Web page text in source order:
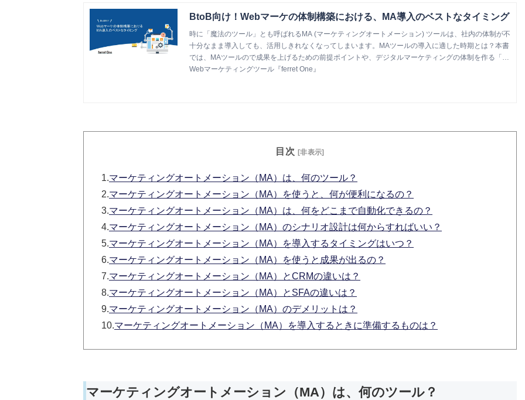
BtoB向け！Webマーケの体制構築における、MA導入のベストなタイミング
時に「魔法のツール」とも呼ばれるMA (マーケティングオートメーション) ツールは、社内の体制が不
十分なまま導入しても、活用しきれなくなってしまいます。MAツールの導入に適した時期とは？本書
では、MAツールので成果を上げるための前提ポイントや、デジタルマーケティングの体制を作る「順
番」などを解説しております。
Webマーケティングツール『ferret One』
目次 [非表示]
1.マーケティングオートメーション（MA）は、何のツール？
2.マーケティングオートメーション（MA）を使うと、何が便利になるの？
3.マーケティングオートメーション（MA）は、何をどこまで自動化できるの？
4.マーケティングオートメーション（MA）のシナリオ設計は何からすればいい？
5.マーケティングオートメーション（MA）を導入するタイミングはいつ？
6.マーケティングオートメーション（MA）を使うと成果が出るの？
7.マーケティングオートメーション（MA）とCRMの違いは？
8.マーケティングオートメーション（MA）とSFAの違いは？
9.マーケティングオートメーション（MA）のデメリットは？
10.マーケティングオートメーション（MA）を導入するときに準備するものは？
マーケティングオートメーション（MA）は、何のツール？